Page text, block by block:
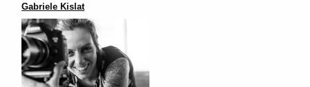
Gabriele Kislat